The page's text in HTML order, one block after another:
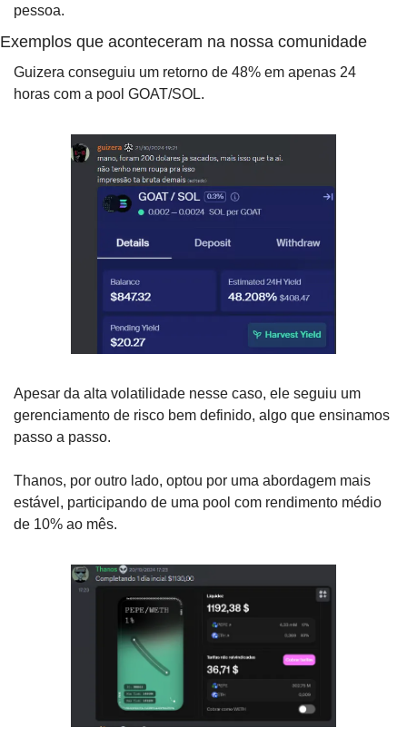
pessoa.
Exemplos que aconteceram na nossa comunidade
Guizera conseguiu um retorno de 48% em apenas 24
horas com a pool GOAT/SOL.
Apesar da alta volatilidade nesse caso, ele seguiu um
gerenciamento de risco bem definido, algo que ensinamos
passo a passo.
Thanos, por outro lado, optou por uma abordagem mais
estável, participando de uma pool com rendimento médio
de 10% ao mês.